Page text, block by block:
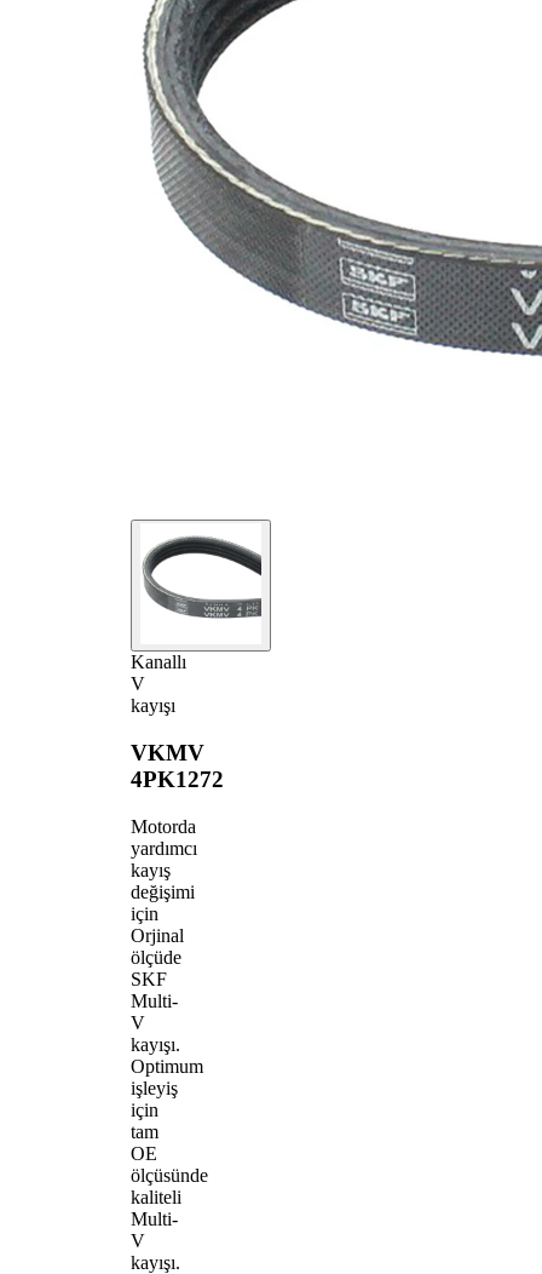
Kanallı
V
kayışı
VKMV
4PK1272
Motorda
yardımcı
kayış
değişimi
için
Orjinal
ölçüde
SKF
Multi-
V
kayışı.
Optimum
işleyiş
için
tam
OE
ölçüsünde
kaliteli
Multi-
V
kayışı.
SVHC
SVHC
maddesi
Kayış
malzemesi
Dien
Kauçuk)